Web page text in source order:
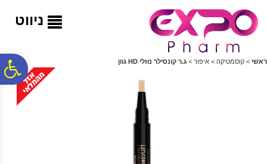
ניווט
ראשי > קוסמטיקה > איפור > ג.ר קונסילר נוזלי HD גוון